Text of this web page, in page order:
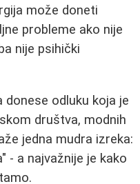
može doneti
probleme ako nije
nije psihički
donese odluku koja je
društva, modnih
jedna mudra izreka:
- a najvažnije je kako